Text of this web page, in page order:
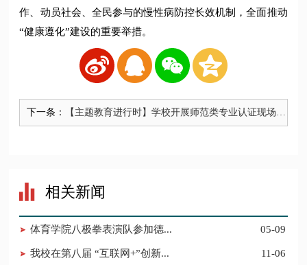
作、动员社会、全民参与的慢性病防控长效机制，全面推动
“健康遵化”建设的重要举措。
下一条：
​【主题教育进行时】学校开展师范类专业认证现场走
访调研活动
相关新闻
​体育学院八极拳表演队参加德... 05-09
我校在第八届 “互联网+”创新... 11-06